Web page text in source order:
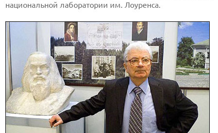
национальной лаборатории им. Лоуренса.